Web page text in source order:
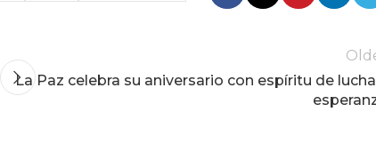
La Paz celebra su aniversario con espíritu de